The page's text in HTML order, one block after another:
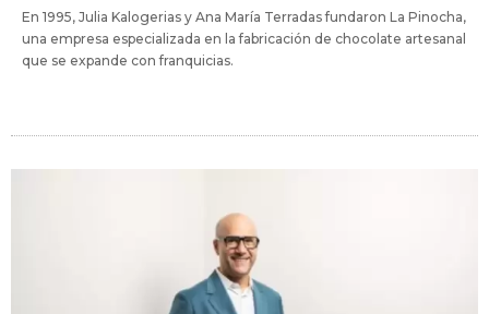
En 1995, Julia Kalogerias y Ana María Terradas fundaron La Pinocha,
una empresa especializada en la fabricación de chocolate artesanal
que se expande con franquicias.